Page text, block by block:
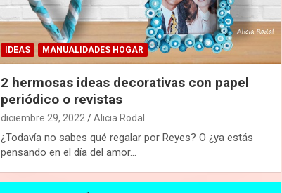
IDEAS MANUALIDADES HOGAR
2 hermosas ideas decorativas con papel
periódico o revistas
diciembre 29, 2022 Alicia Rodal
¿Todavía no sabes qué regalar por Reyes? O ¿ya estás
pensando en el día del amor…